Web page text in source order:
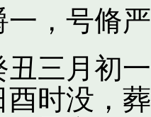
一，号脩严
三月初
酉时没，